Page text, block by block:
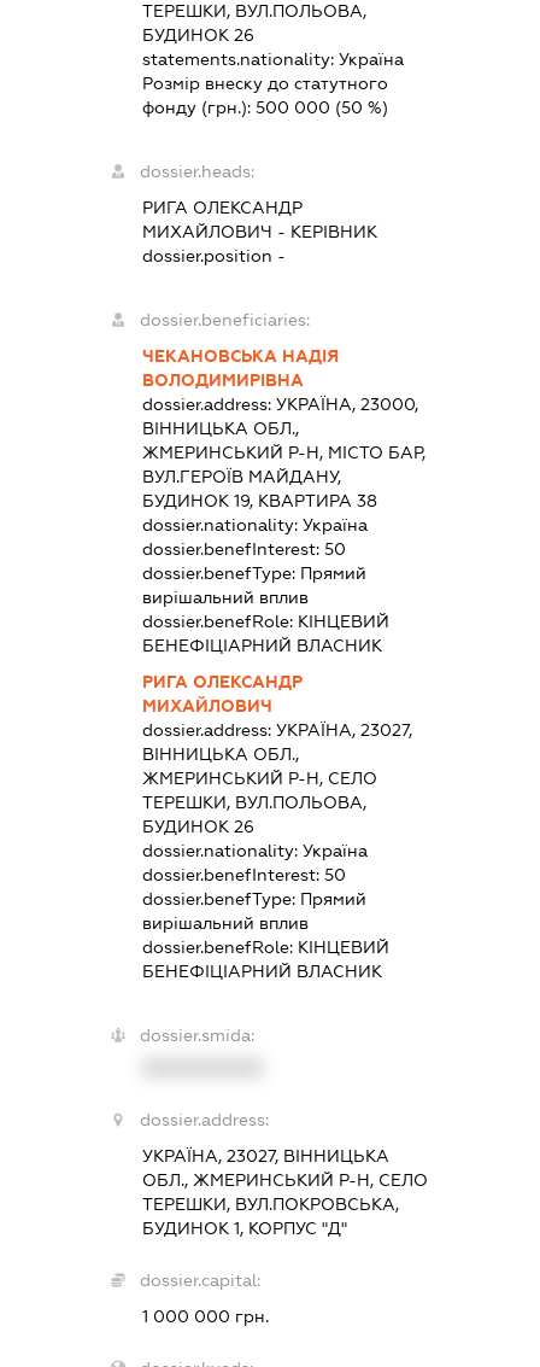
ТЕРЕШКИ, ВУЛ.ПОЛЬОВА,
БУДИНОК 26
statements.nationality:Україна
Розмір внеску до статутного
фонду (грн.):500 000 (50 %)
dossier.heads:
РИГА ОЛЕКСАНДР
МИХАЙЛОВИЧ - КЕРІВНИК
dossier.position -
dossier.beneficiaries:
ЧЕКАНОВСЬКА НАДІЯ
ВОЛОДИМИРІВНА
dossier.address:УКРАЇНА, 23000,
ВІННИЦЬКА ОБЛ.,
ЖМЕРИНСЬКИЙ Р-Н, МІСТО БАР,
ВУЛ.ГЕРОЇВ МАЙДАНУ,
БУДИНОК 19, КВАРТИРА 38
dossier.nationality:Україна
dossier.benefInterest:50
dossier.benefType: Прямий
вирішальний вплив
dossier.benefRole: КІНЦЕВИЙ
БЕНЕФІЦІАРНИЙ ВЛАСНИК
РИГА ОЛЕКСАНДР
МИХАЙЛОВИЧ
dossier.address:УКРАЇНА, 23027,
ВІННИЦЬКА ОБЛ.,
ЖМЕРИНСЬКИЙ Р-Н, СЕЛО
ТЕРЕШКИ, ВУЛ.ПОЛЬОВА,
БУДИНОК 26
dossier.nationality:Україна
dossier.benefInterest:50
dossier.benefType: Прямий
вирішальний вплив
dossier.benefRole: КІНЦЕВИЙ
БЕНЕФІЦІАРНИЙ ВЛАСНИК
dossier.smida:
dossier.address:
УКРАЇНА, 23027, ВІННИЦЬКА
ОБЛ., ЖМЕРИНСЬКИЙ Р-Н, СЕЛО
ТЕРЕШКИ, ВУЛ.ПОКРОВСЬКА,
БУДИНОК 1, КОРПУС "Д"
dossier.capital:
1 000 000 грн.